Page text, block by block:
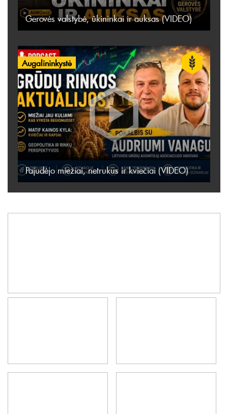
Gerovės valstybė, ūkininkai ir auksas (VIDEO)
Augalininkystė
Pajudėjo miežiai, netrukus ir kviečiai (VIDEO)